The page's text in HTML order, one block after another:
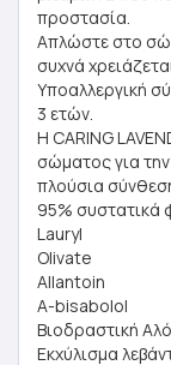
προστασία.
Απλώστε στο
συχνά
Υποαλλεργική
3 ετών.
Η CARING
σώματος για
πλούσια
95% συστατικά
Lauryl
Olivate
Allantoin
Α-bisabolol
Bιοδραστική
Εκχύλισμα